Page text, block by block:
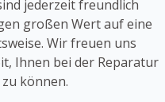
jederzeit freundlich
großen Wert auf eine
Wir freuen uns
Ihnen bei der Reparatur
können.